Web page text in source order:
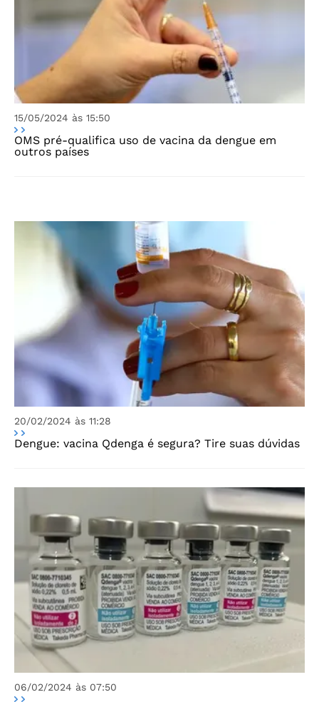
15/05/2024 às 15:50
OMS pré-qualifica uso de vacina da dengue em
outros países
20/02/2024 às 11:28
Dengue: vacina Qdenga é segura? Tire suas dúvidas
06/02/2024 às 07:50